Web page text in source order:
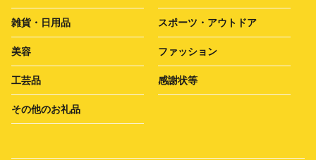
雑貨・日用品 スポーツ・アウトドア
美容 ファッション
工芸品 感謝状等
その他のお礼品